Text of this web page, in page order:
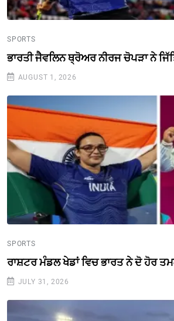
SPORTS
ਭਾਰਤੀ ਜੈਵਲਿਨ ਥ੍ਰੋਅਰ ਨੀਰਜ ਚੋਪੜਾ ਨੇ
AUGUST 1, 2026
SPORTS
ਰਾਸ਼ਟਰ ਮੰਡਲ ਖੇਡਾਂ ਵਿਚ ਭਾਰਤ ਨੇ ਦੋ ਹੋਰ
JULY 31, 2026